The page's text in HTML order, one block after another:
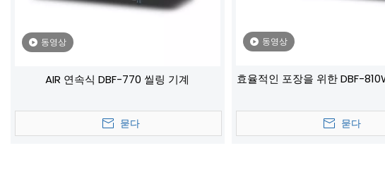
동영상
AIR 연속식 DBF-770 씰링 기계‌
묻다
동영상
효율적인 포장을 위한 DBF-
묻다